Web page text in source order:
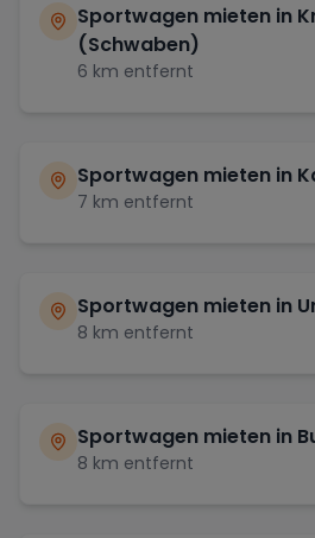
Sportwagen mieten in
(Schwaben)
6 km entfernt
Sportwagen mieten in
7 km entfernt
Sportwagen mieten in
8 km entfernt
Sportwagen mieten in
8 km entfernt